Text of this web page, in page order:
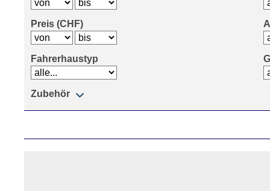
Preis (CHF)
Fahrerhaustyp
Zubehör